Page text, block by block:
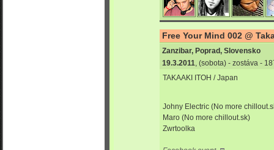
Free Your Mind 002 @
Zanzibar, Poprad, Slovensko
19.3.2011, (sobota) - zostáva -
TAKAAKI ITOH / Japan
Johny Electric (No more
Maro (No more chillout.sk)
Zwrtoolka